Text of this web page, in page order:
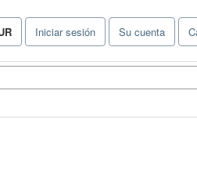
Iniciar sesión Su cuenta